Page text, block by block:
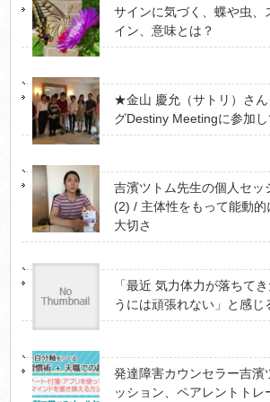
サインに気づく、蝶や虫、
イン、意味とは？
★金山 慶允（サトリ）さ
グDestiny Meetingに参加し
吉濱ツトム先生の個人セッ
(2) / 主体性をもって能動
大切さ
「最近 気力体力が落ちて
うには頑張れない」と感じ
発達障害カウンセラー吉濱
ッション、ペアレントトレ